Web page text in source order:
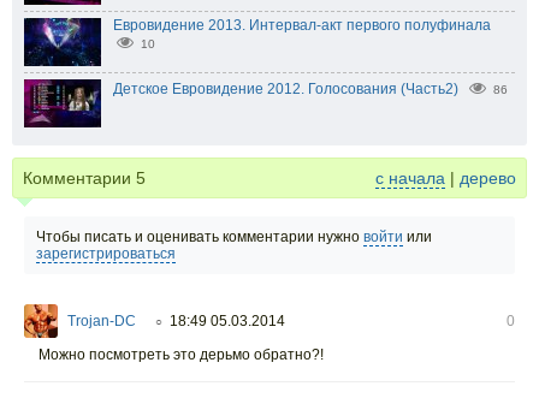
Евровидение 2013. Интервал-акт первого полуфинала
10
Детское Евровидение 2012. Голосования (Часть2) 86
Комментарии 5 с начала | дерево
Чтобы писать и оценивать комментарии нужно войти или
зарегистрироваться
Trojan-DC ○ 18:49 05.03.2014
0
Можно посмотреть это дерьмо обратно?!